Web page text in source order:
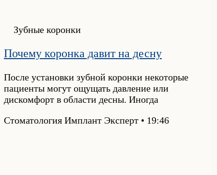
Зубные коронки
Почему коронка давит на десну
После установки зубной коронки некоторые
пациенты могут ощущать давление или
дискомфорт в области десны. Иногда
Стоматология Имплант Эксперт
19:46